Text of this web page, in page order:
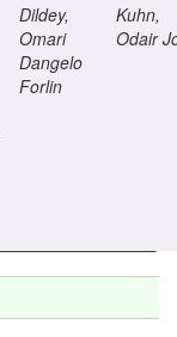
Dildey,
Omari
Dangelo
Forlin
Kuhn,
Odair